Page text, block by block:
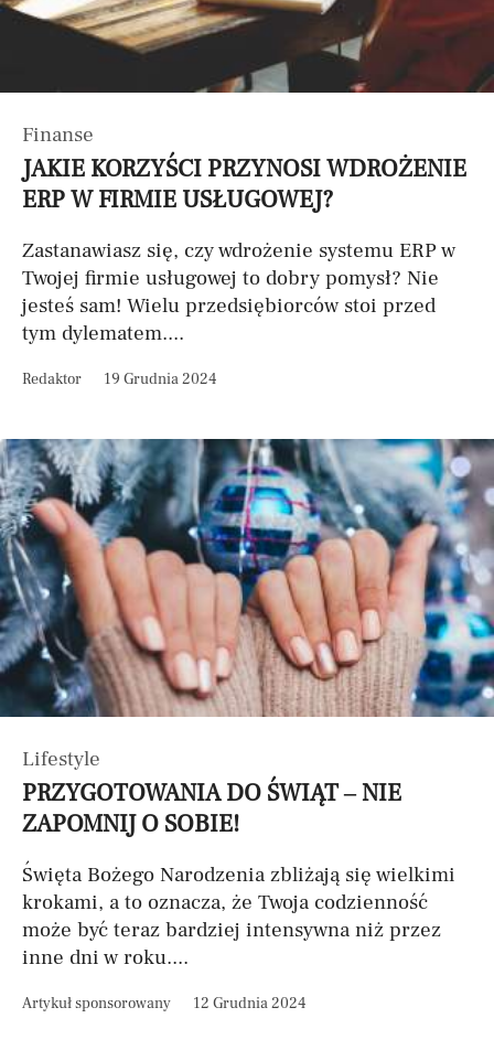
Finanse
JAKIE KORZYŚCI PRZYNOSI WDROŻENIE
ERP W FIRMIE USŁUGOWEJ?
Zastanawiasz się, czy wdrożenie systemu ERP w
Twojej firmie usługowej to dobry pomysł? Nie
jesteś sam! Wielu przedsiębiorców stoi przed
tym dylematem....
Redaktor 19 Grudnia 2024
Lifestyle
PRZYGOTOWANIA DO ŚWIĄT – NIE
ZAPOMNIJ O SOBIE!
Święta Bożego Narodzenia zbliżają się wielkimi
krokami, a to oznacza, że Twoja codzienność
może być teraz bardziej intensywna niż przez
inne dni w roku....
Artykuł sponsorowany 12 Grudnia 2024